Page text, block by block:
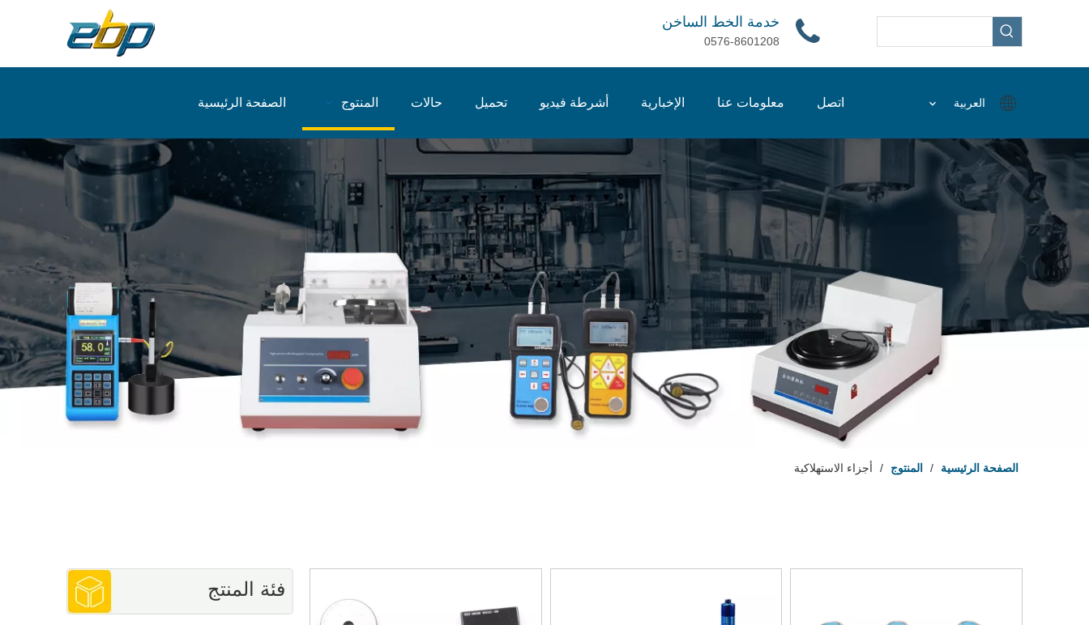
خدمة الخط الساخن
0576-8601208
اتصل معلومات عنا الإخبارية أشرطة فيديو تحميل حالات المنتوج الصفحة الرئيسية العربية
الصفحة الرئيسية / المنتوج / أجزاء الاستهلاكية
فئة المنتج